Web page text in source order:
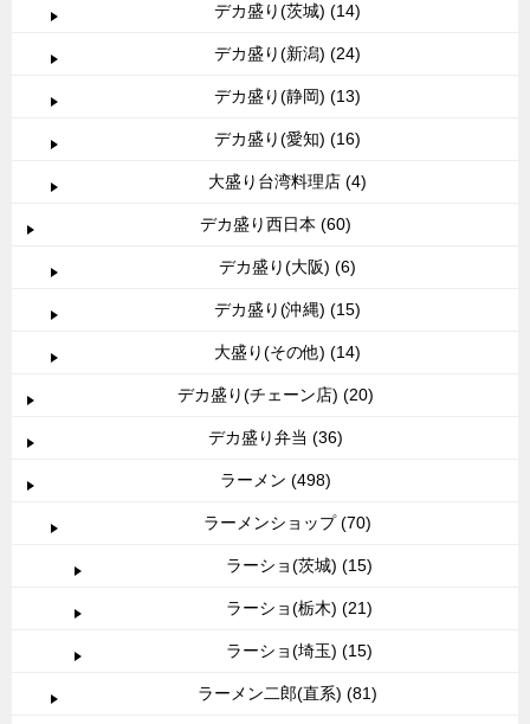
デカ盛り(茨城) (14)
デカ盛り(新潟) (24)
デカ盛り(静岡) (13)
デカ盛り(愛知) (16)
大盛り台湾料理店 (4)
デカ盛り西日本 (60)
デカ盛り(大阪) (6)
デカ盛り(沖縄) (15)
大盛り(その他) (14)
デカ盛り(チェーン店) (20)
デカ盛り弁当 (36)
ラーメン (498)
ラーメンショップ (70)
ラーショ(茨城) (15)
ラーショ(栃木) (21)
ラーショ(埼玉) (15)
ラーメン二郎(直系) (81)